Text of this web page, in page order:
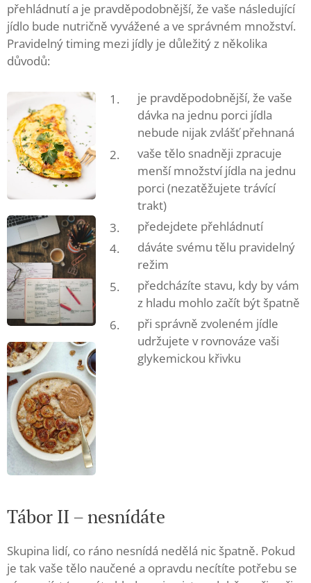
přehládnutí a je pravděpodobnější, že vaše následující
jídlo bude nutričně vyvážené a ve správném množství.
Pravidelný timing mezi jídly je důležitý z několika
důvodů:
je pravděpodobnější, že vaše
dávka na jednu porci jídla
nebude nijak zvlášť přehnaná
vaše tělo snadněji zpracuje
menší množství jídla na jednu
porci (nezatěžujete trávící
trakt)
předejdete přehládnutí
dáváte svému tělu pravidelný
režim
předcházíte stavu, kdy by vám
z hladu mohlo začít být špatně
při správně zvoleném jídle
udržujete v rovnováze vaši
glykemickou křivku
Tábor II – nesnídáte
Skupina lidí, co ráno nesnídá nedělá nic špatně. Pokud
je tak vaše tělo naučené a opravdu necítíte potřebu se